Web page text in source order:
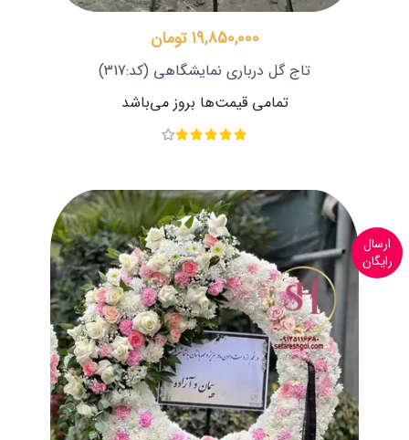
19,850,000 تومان
تاج گل درباری نمایشگاهی (کد:317)
تمامی قیمت‌ها بروز می‌باشد
ارسال
رایگان